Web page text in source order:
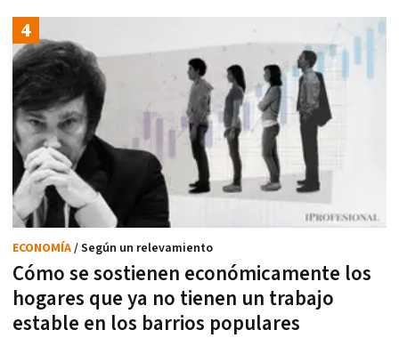
Cómo se sostienen económicamente los
hogares que ya no tienen un trabajo
estable en los barrios populares
ECONOMÍA/ Según un relevamiento